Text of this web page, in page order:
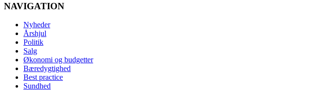
NAVIGATION
Nyheder
Årshjul
Politik
Salg
Økonomi og budgetter
Bæredygtighed
Best practice
Sundhed